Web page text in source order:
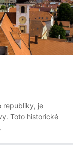
republiky, je
Toto historické